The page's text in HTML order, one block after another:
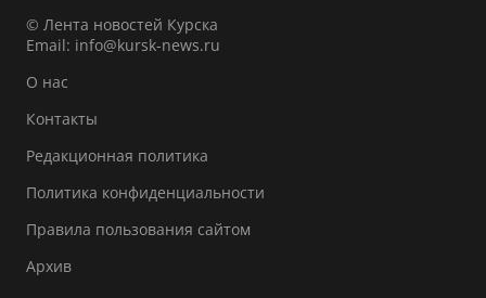
© Лента новостей Курска
Email: info@kursk-news.ru
О нас
Контакты
Редакционная политика
Политика конфиденциальности
Правила пользования сайтом
Архив